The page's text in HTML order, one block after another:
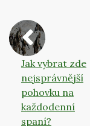
Jak vybrat zde
nejsprávnější
pohovku na
každodenní
spaní?